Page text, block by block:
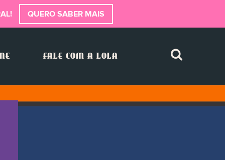
QUERO SABER MAIS
FALE COM A LOLA